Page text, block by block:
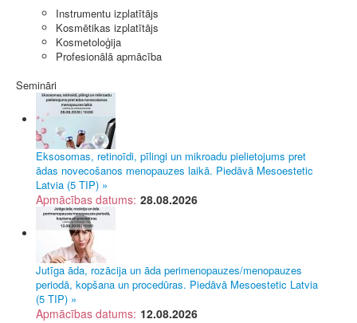
Instrumentu izplatītājs
Kosmētikas izplatītājs
Kosmetoloģija
Profesionālā apmācība
Semināri
Eksosomas, retinoīdi, pīlingi un mikroadu pielietojums pret
ādas novecošanos menopauzes laikā. Piedāvā Mesoestetic
Latvia (5 TIP) »
Apmācības datums: 28.08.2026
Jutīga āda, rozācija un āda perimenopauzes/menopauzes
periodā, kopšana un procedūras. Piedāvā Mesoestetic Latvia
(5 TIP) »
Apmācības datums: 12.08.2026